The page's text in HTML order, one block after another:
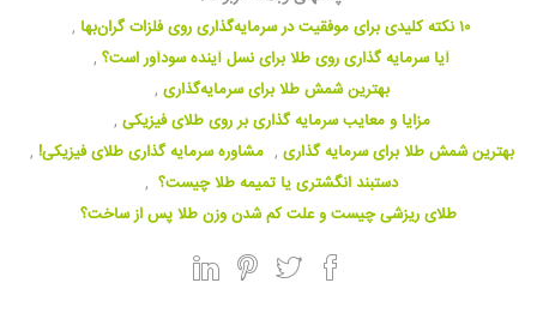
۱۰ نکته کلیدی برای موفقیت در سرمایه‌گذاری روی فلزات گران‌بها
,
آیا سرمایه گذاری روی طلا برای نسل آینده سودآور است؟ ,
بهترین شمش طلا برای سرمایه‌گذاری ,
مزایا و معایب سرمایه گذاری بر روی طلای فیزیکی ,
بهترین شمش طلا برای سرمایه گذاری , مشاوره سرمایه گذاری طلای فیزیکی! ,
دستبند انگشتری یا تمیمه طلا چیست؟ ,
طلای ریزشی چیست و علت کم شدن وزن طلا پس از ساخت؟